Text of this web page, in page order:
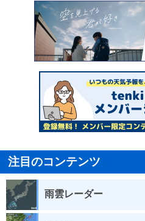
注目のコンテンツ
雨雲レーダー